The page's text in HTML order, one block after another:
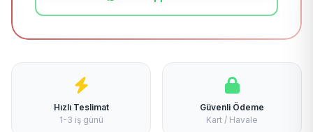
Hızlı Teslimat
1-3 iş günü
Güvenli Ödeme
Kart / Havale